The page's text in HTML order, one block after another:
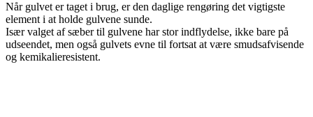
Når gulvet er taget i brug, er den daglige rengøring det vigtigste
element i at holde gulvene sunde.
Især valget af sæber til gulvene har stor indflydelse, ikke bare på
udseendet, men også gulvets evne til fortsat at være smudsafvisende
og kemikalieresistent.